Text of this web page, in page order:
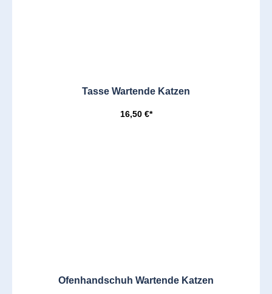
Tasse Wartende Katzen
16,50 €*
Ofenhandschuh Wartende Katzen